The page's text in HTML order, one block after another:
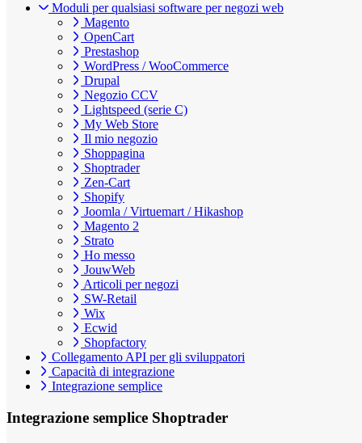
Moduli per qualsiasi software per negozi web
Magento
OpenCart
Prestashop
WordPress / WooCommerce
Drupal
Negozio CCV
Lightspeed (serie C)
My Web Store
Il mio negozio
Shoppagina
Shoptrader
Zen-Cart
Shopify
Joomla / Virtuemart / Hikashop
Magento 2
Strato
Ho messo
JouwWeb
Articoli per negozi
SW-Retail
Wix
Ecwid
Shopfactory
Collegamento API per gli sviluppatori
Capacità di integrazione
Integrazione semplice
Integrazione semplice Shoptrader